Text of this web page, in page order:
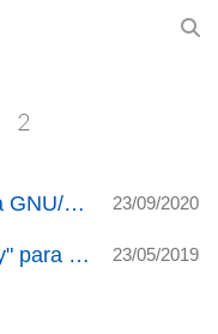
2
Disponible "Art Of Rally" para GNU/Linux - ANALISIS (ACTUALIZADO 3) 23/09/2020
Habrá versión de "Art of Rally" para nuestros sistemas (ACTUALIZACIÓN 3) 23/05/2019